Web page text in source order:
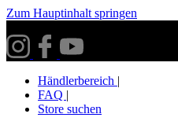
Zum Hauptinhalt springen
Händlerbereich |
FAQ |
Store suchen